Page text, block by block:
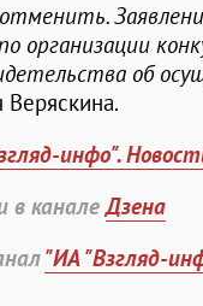
организации
об
Веряскина.
инфо".
в каналеДзена
"ИА "Взгляд-